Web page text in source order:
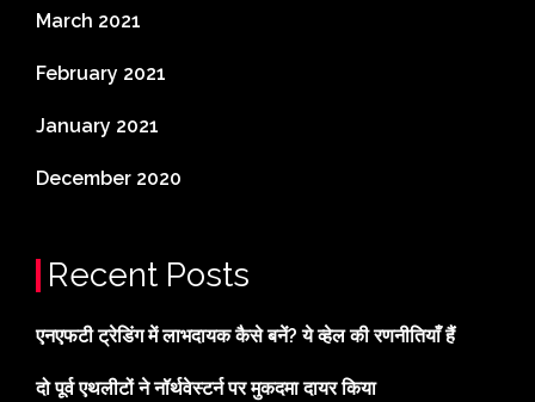
March 2021
February 2021
January 2021
December 2020
Recent Posts
एनएफटी ट्रेडिंग में लाभदायक कैसे बनें? ये व्हेल की रणनीतियाँ हैं
दो पूर्व एथलीटों ने नॉर्थवेस्टर्न पर मुकदमा दायर किया